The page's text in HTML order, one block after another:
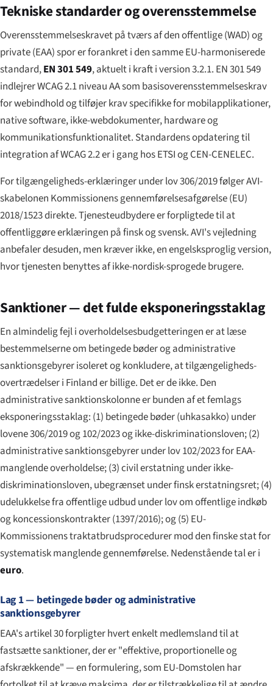
Tekniske standarder og overensstemmelse
Overensstemmelseskravet på tværs af den offentlige (WAD) og
private (EAA) spor er forankret i den samme EU-harmoniserede
standard,EN 301 549, aktuelt i kraft i version 3.2.1. EN 301 549
indlejrer WCAG 2.1 niveau AA som basisoverensstemmelseskrav
for webindhold og tilføjer krav specifikke for mobilapplikationer,
native software, ikke-webdokumenter, hardware og
kommunikationsfunktionalitet. Standardens opdatering til
integration af WCAG 2.2 er i gang hos ETSI og CEN-CENELEC.
For tilgængeligheds-erklæringer under lov 306/2019 følger AVI-
skabelonen Kommissionens gennemførelsesafgørelse (EU)
2018/1523 direkte. Tjenesteudbydere er forpligtede til at
offentliggøre erklæringen på finsk og svensk. AVI's vejledning
anbefaler desuden, men kræver ikke, en engelsksproglig version,
hvor tjenesten benyttes af ikke-nordisk-sprogede brugere.
Sanktioner — det fulde eksponeringsstaklag
En almindelig fejl i overholdelsesbudgetteringen er at læse
bestemmelserne om betingede bøder og administrative
sanktionsgebyrer isoleret og konkludere, at tilgængeligheds-
overtrædelser i Finland er billige. Det er de ikke. Den
administrative sanktionskolonne er bunden af et femlags
eksponeringsstaklag: (1) betingede bøder (uhkasakko) under
lovene 306/2019 og 102/2023 og ikke-diskriminationsloven; (2)
administrative sanktionsgebyrer under lov 102/2023 for EAA-
manglende overholdelse; (3) civil erstatning under ikke-
diskriminationsloven, ubegrænset under finsk erstatningsret; (4)
udelukkelse fra offentlige udbud under lov om offentlige indkøb
og koncessionskontrakter (1397/2016); og (5) EU-
Kommissionens traktatbrudsprocedurer mod den finske stat for
systematisk manglende gennemførelse. Nedenstående tal er i
euro.
Lag 1 — betingede bøder og administrative
sanktionsgebyrer
EAA's artikel 30 forpligter hvert enkelt medlemsland til at
fastsætte sanktioner, der er "effektive, proportionelle og
afskrækkende" — en formulering, som EU-Domstolen har